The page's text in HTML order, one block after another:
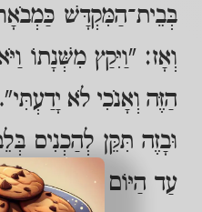
בְּבֵית־הַמִּקְדָּשׁ
וְאָז: "וַיִּקַץ מִשְּׁנָתוֹ
הַזֶּה וְאָנֹכִי לֹא יָדַעְתִּי".
וּבָזֶה תִּקֵּן לְהַכְנִיס
עַד הַיּוֹם הַזֶּה